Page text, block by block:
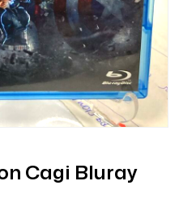
Cagi Bluray